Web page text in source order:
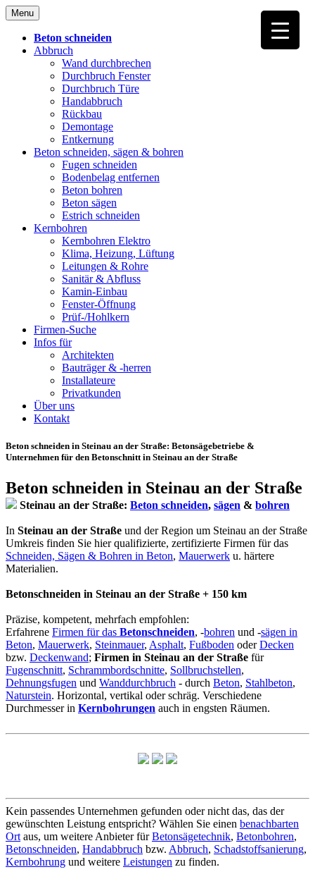
Skip
to
content
Menu
Beton schneiden
Abbruch
Wand durchbrechen
Durchbruch Fenster
Durchbruch Türe
Handabbruch
Rückbau
Demontage
Entkernung
Beton schneiden, sägen & bohren
Fugen schneiden
Bodenbelag entfernen
Beton bohren
Beton sägen
Estrich schneiden
Kernbohren
Kernbohren Elektro
Klima, Heizung, Lüftung
Leitungen & Rohre
Sanitär & Abfluss
Kamin-Einbau
Fenster-Öffnung
Prüf-/Hohlkern
Firmen-Suche
Infos für
Architekten
Bauträger & -herren
Installateure
Privatkunden
Über uns
Kontakt
Beton schneiden in Steinau an der Straße: Betonsägebetriebe &
Unternehmen für den Betonschnitt in Steinau an der Straße
Beton schneiden in Steinau an der Straße
Steinau an der Straße: Beton schneiden, sägen & bohren
In Steinau an der Straße und der Region um Steinau an der Straße
Umkreis finden Sie hier qualifizierte, zertifizierte Firmen für das
Schneiden, Sägen & Bohren in Beton, Mauerwerk u. härtere
Materialien.
Betonschneiden in Steinau an der Straße + 150 km
Präzise, kompetent, mehrfach empfohlen:
Erfahrene Firmen für das Betonschneiden, -bohren und -sägen in
Beton, Mauerwerk, Steinmauer, Asphalt, Fußboden oderDecken
bzw. Deckenwand; Firmen in Steinau an der Straße für
Fugenschnitt, Schrammbordschnitte, Sollbruchstellen,
Dehnungsfugen und Wanddurchbruch - durch Beton, Stahlbeton,
Naturstein. Horizontal, vertikal oder schräg. Verschiedene
Durchmesser in Kernbohrungen auch in engsten Räumen.
Kein passendes Unternehmen gefunden oder nicht das, das der
gewünschten Leistung entspricht? Wählen Sie einen benachbarten
Ort aus, um weitere Anbieter fürBetonsägetechnik, Betonbohren,
Betonschneiden, Handabbruch bzw. Abbruch, Schadstoffsanierung,
Kernbohrung und weitere Leistungen zu finden.